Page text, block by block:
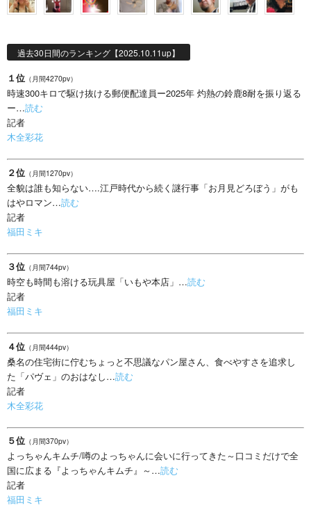
過去30日間のランキング【2025.10.11up】
１位 （月間4270pv）
時速300キロで駆け抜ける郵便配達員ー2025年 灼熱の鈴鹿8耐を振り返る
ー…読む
記者
木全彩花
２位 （月間1270pv）
全貌は誰も知らない….江戸時代から続く謎行事「お月見どろぼう」がも
はやロマン…読む
記者
福田ミキ
３位 （月間744pv）
時空も時間も溶ける玩具屋「いもや本店」…読む
記者
福田ミキ
４位 （月間444pv）
桑名の住宅街に佇むちょっと不思議なパン屋さん、食べやすさを追求し
た「パヴェ」のおはなし…読む
記者
木全彩花
５位 （月間370pv）
よっちゃんキムチ/噂のよっちゃんに会いに行ってきた～口コミだけで全
国に広まる『よっちゃんキムチ』～…読む
記者
福田ミキ